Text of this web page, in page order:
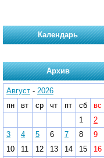
Календарь
Архив
Август - 2026
пн
вт ср чт пт сб
вс
1
2
3
4 5 6 7 8
9
10
11 12 13 14 15
16